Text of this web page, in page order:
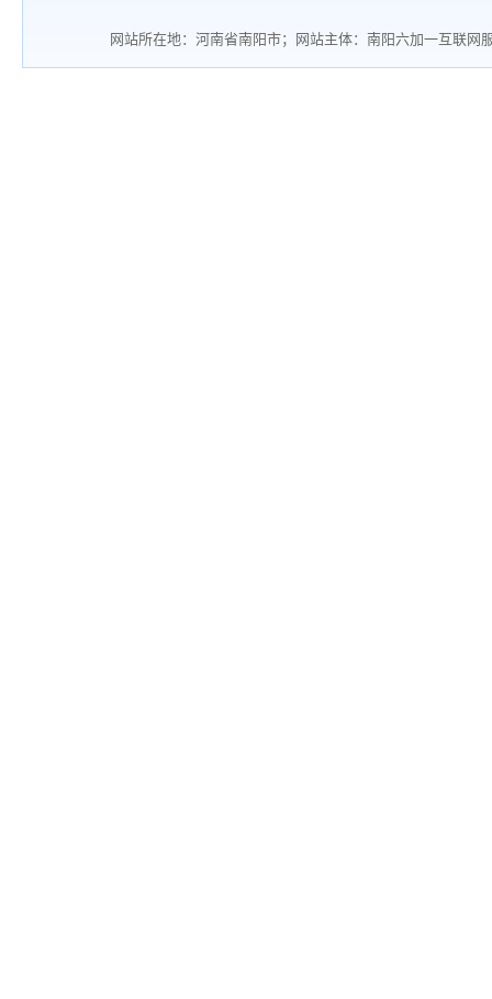
网站所在地：河南省南阳市；网站主体：南阳六加一互联